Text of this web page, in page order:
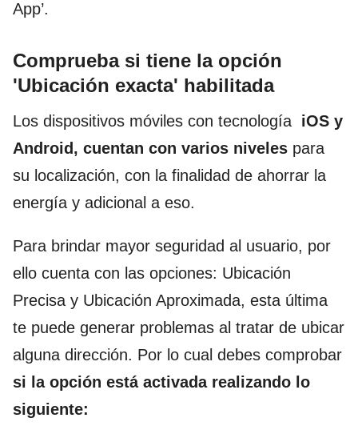
App’.
Comprueba si tiene la opción
'Ubicación exacta' habilitada
Los dispositivos móviles con tecnología iOS y
Android, cuentan con varios niveles para
su localización, con la finalidad de ahorrar la
energía y adicional a eso.
Para brindar mayor seguridad al usuario, por
ello cuenta con las opciones: Ubicación
Precisa y Ubicación Aproximada, esta última
te puede generar problemas al tratar de ubicar
alguna dirección. Por lo cual debes comprobar
si la opción está activada realizando lo
siguiente: